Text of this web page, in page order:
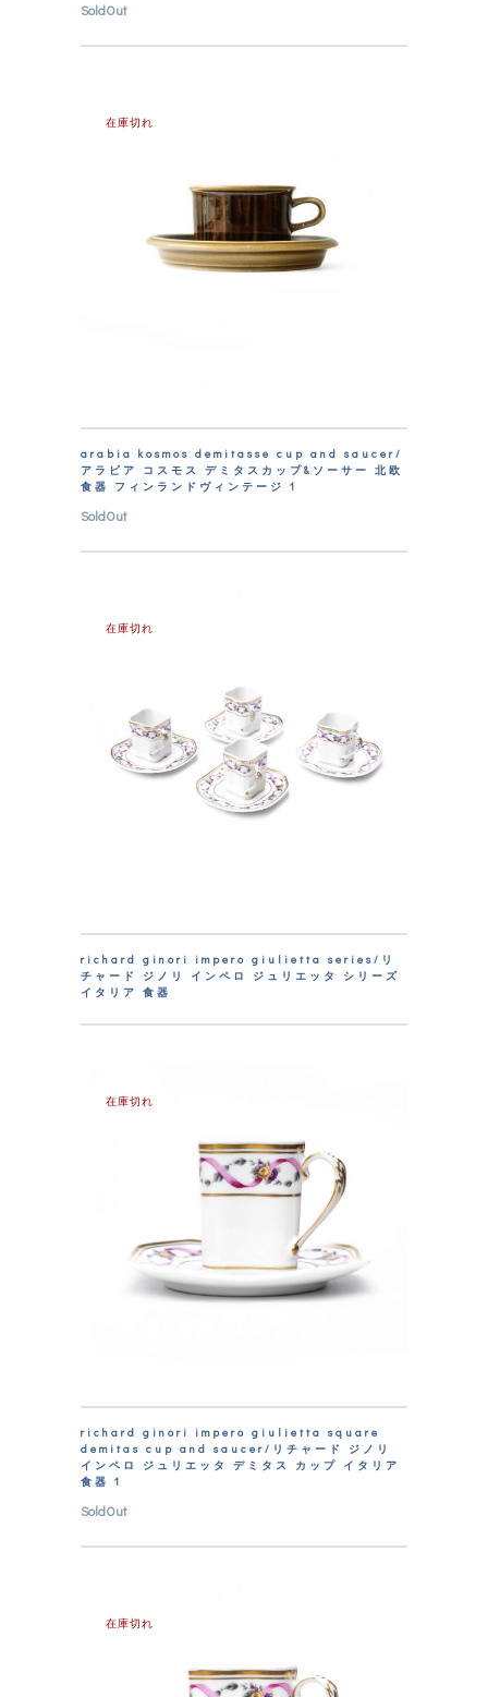
SoldOut
在庫切れ
arabia kosmos demitasse cup and saucer/
アラビア コスモス デミタスカップ&ソーサー 北欧
食器 フィンランドヴィンテージ 1
SoldOut
在庫切れ
richard ginori impero giulietta series/リ
チャード ジノリ インペロ ジュリエッタ シリーズ
イタリア 食器
在庫切れ
richard ginori impero giulietta square
demitas cup and saucer/リチャード ジノリ
インペロ ジュリエッタ デミタス カップ イタリア
食器 1
SoldOut
在庫切れ